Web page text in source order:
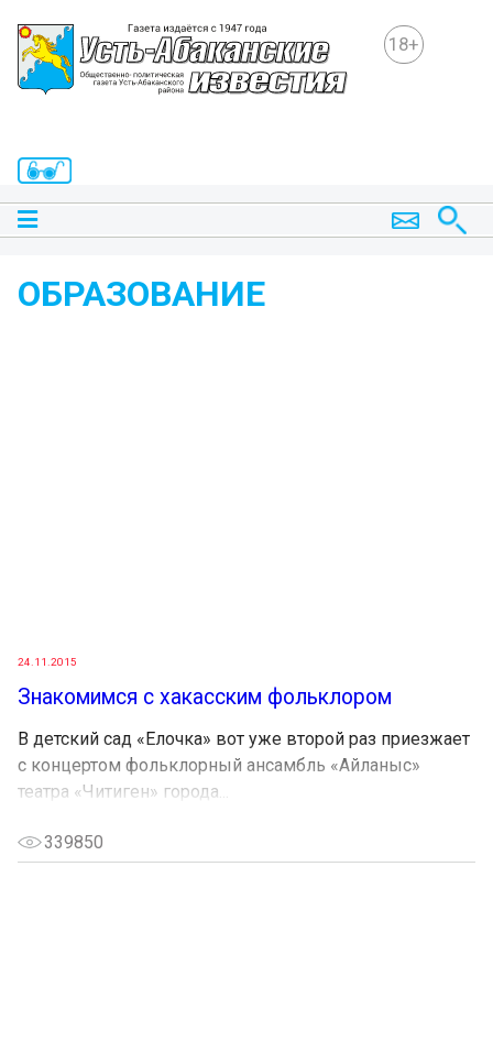
18+
ОБРАЗОВАНИЕ
24.11.2015
Знакомимся с хакасским фольклором
В детский сад «Елочка» вот уже второй раз приезжает
с концертом фольклорный ансамбль «Айланыс»
театра «Читиген» города...
339850